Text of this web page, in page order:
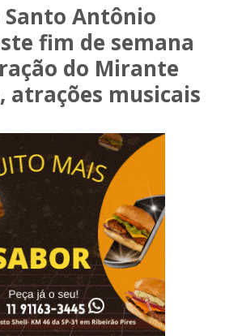
Santo Antônio
fim de semana
do Mirante
atrações musicais